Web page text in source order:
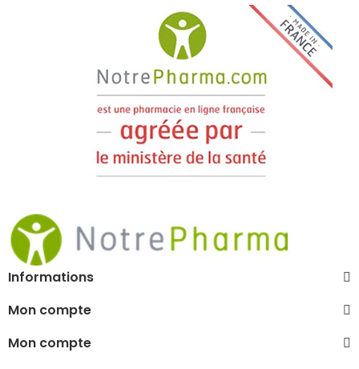
Informations
Mon compte
Mon compte